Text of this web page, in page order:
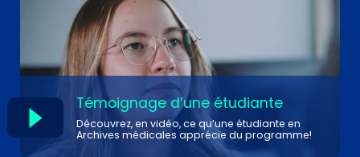
Témoignage d’une étudiante
Découvrez, en vidéo, ce qu’une étudiante en
Archives médicales apprécie du programme!